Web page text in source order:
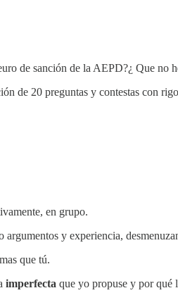
de sanción de la AEPD?¿ Que no
de 20 preguntas y contestas con
en grupo.
y experiencia,
que tú.
imperfecta que yo propuse y por qué